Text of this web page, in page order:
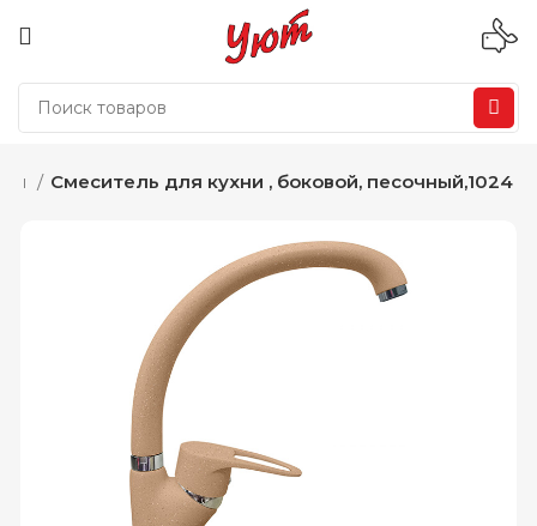
Смеситель для кухни , боковой, песочный,1024